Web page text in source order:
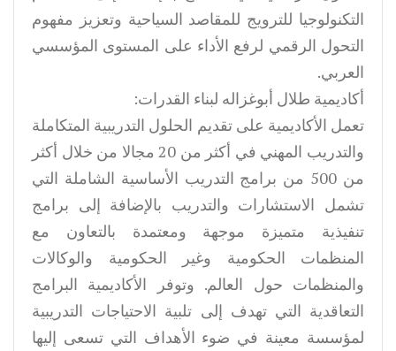
التكنولوجيا للترويج للمقاصد السياحية وتعزيز مفهوم
التحول الرقمي لرفع الأداء على المستوى المؤسسي
العربي.
أكاديمية طلال أبوغزاله لبناء القدرات:
تعمل الأكاديمية على تقديم الحلول التدريبية المتكاملة
والتدريب المهني في أكثر من 20 مجالا من خلال أكثر
من 500 من برامج التدريب الأساسية الشاملة التي
تشمل الاستشارات والتدريب بالإضافة إلى برامج
تنفيذية متميزة موجهة ومعتمدة بالتعاون مع
المنظمات الحكومية وغير الحكومية والوكالات
والمنظمات حول العالم. وتوفر الأكاديمية البرامج
التعاقدية التي تهدف إلى تلبية الاحتياجات التدريبية
لمؤسسة معينة في ضوء الأهداف التي تسعى إليها